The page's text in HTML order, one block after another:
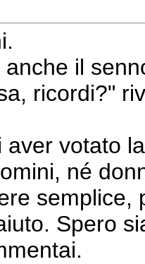
il
ricordi?"
aver votato
né
semplice,
Spero